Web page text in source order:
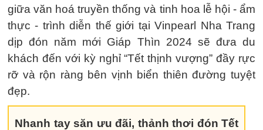
giữa văn hoá truyền thống và tinh hoa lễ hội - ẩm
thực - trình diễn thế giới tại Vinpearl Nha Trang
dịp đón năm mới Giáp Thìn 2024 sẽ đưa du
khách đến với kỳ nghỉ “Tết thịnh vượng” đầy rực
rỡ và rộn ràng bên vịnh biển thiên đường tuyệt
đẹp.
Nhanh tay săn ưu đãi, thảnh thơi đón Tết